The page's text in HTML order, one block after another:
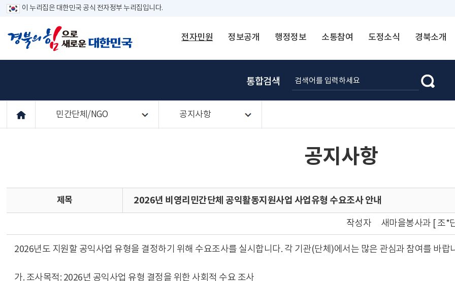
이 누리집은 대한민국 공식 전자정부 누리집입니다.
전자민원 정보공개 행정정보 소통참여 도정소식 경북소개
통합검색
민간단체/NGO 공지사항
공지사항
제목 2026년 비영리민간단체 공익활동지원사업 사업유형 수요조사 안내
작성자 새마을봉사과 [ 조
2026년도 지원할 공익사업 유형을 결정하기 위해 수요조사를 실시합니다. 각 기관(단체)에서는 많은 관심과 참여를 바랍
가. 조사목적: 2026년 공익사업 유형 결정을 위한 사회적 수요 조사